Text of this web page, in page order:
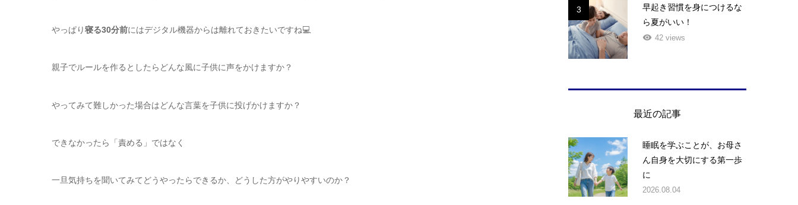
やっぱり寝る30分前にはデジタル機器からは離れておきたいですね💻
親子でルールを作るとしたらどんな風に子供に声をかけますか？
やってみて難しかった場合はどんな言葉を子供に投げかけますか？
できなかったら「責める」ではなく
一旦気持ちを聞いてみてどうやったらできるか、どうした方がやりやすいのか？
3
早起き習慣を身につけるな
ら夏がいい！
42 views
最近の記事
睡眠を学ぶことが、お母さ
ん自身を大切にする第一歩
に
2026.08.04